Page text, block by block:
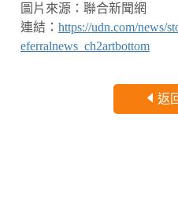
圖片來源：聯合新聞網
連結： https://udn.com/news/
eferralnews_ch2artbottom
返